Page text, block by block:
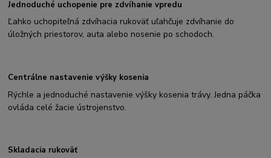
Jednoduché uchopenie pre zdvíhanie vpredu
Ľahko uchopiteľná zdvíhacia rukoväť uľahčuje zdvíhanie do
úložných priestorov, auta alebo nosenie po schodoch.
Centrálne nastavenie výšky kosenia
Rýchle a jednoduché nastavenie výšky kosenia trávy. Jedna páčka
ovláda celé žacie ústrojenstvo.
Skladacia rukoväť